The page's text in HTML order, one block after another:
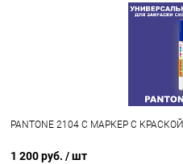
PANTONE 2104 C МАРКЕР С КРАСКОЙ
1 200 руб. / шт